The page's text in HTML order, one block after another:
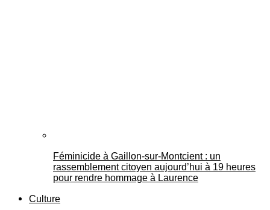
Féminicide à Gaillon‑sur‑Montcient : un
rassemblement citoyen aujourd’hui à 19 heures
pour rendre hommage à Laurence
Culture